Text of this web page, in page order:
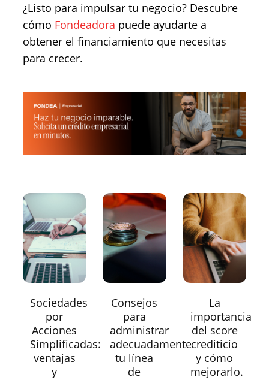
¿Listo para impulsar tu negocio? Descubre
cómo Fondeadora puede ayudarte a
obtener el financiamiento que necesitas
para crecer.
Sociedades
por
Acciones
Simplificadas:
ventajas
y
Consejos
para
administrar
adecuadamente
tu línea
de
La
importancia
del score
crediticio
y cómo
mejorarlo.